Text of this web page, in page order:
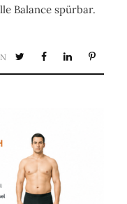
Balance spürbar.